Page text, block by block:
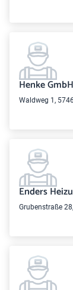
Henke GmbH
Waldweg 1,
Enders
Grubenstraße